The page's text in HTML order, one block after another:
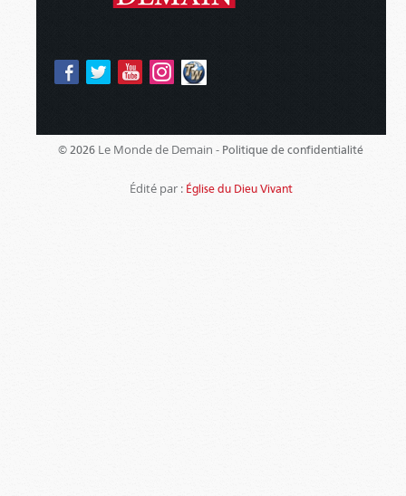
© 2026 Le Monde de Demain - Politique de confidentialité
Édité par : Église du Dieu Vivant